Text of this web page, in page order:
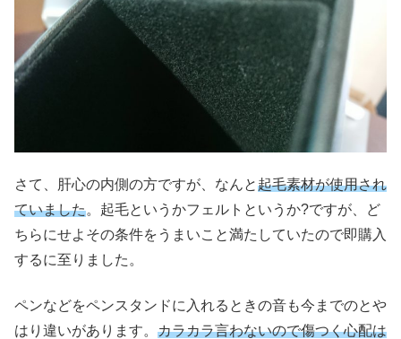
さて、肝心の内側の方ですが、なんと起毛素材が使用され
ていました。起毛というかフェルトというか?ですが、ど
ちらにせよその条件をうまいこと満たしていたので即購入
するに至りました。
ペンなどをペンスタンドに入れるときの音も今までのとや
はり違いがあります。 カラカラ言わないので傷つく心配は